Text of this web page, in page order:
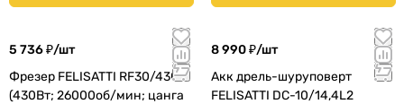
5 736 ₽/шт
Фрезер FELISATTI RF30/430
(430Вт; 26000об/мин; цанга
8 990 ₽/шт
Акк дрель-шуруповерт
FELISATTI DC-10/14,4L2